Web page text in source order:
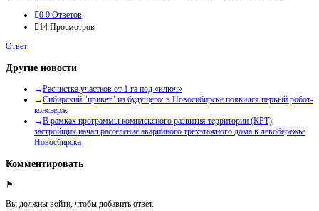
0 0 Ответов
14 Просмотров
Ответ
Другие новости
Расчистка участков от 1 га под «ключ»
Сибирский "привет" из будущего: в Новосибирске появился первый робот-
консьерж
В рамках программы комплексного развития территории (КРТ),
застройщик начал расселение аварийного трёхэтажного дома в левобережье
Новосбирска
Комментировать
Вы должны войти, чтобы добавить ответ.